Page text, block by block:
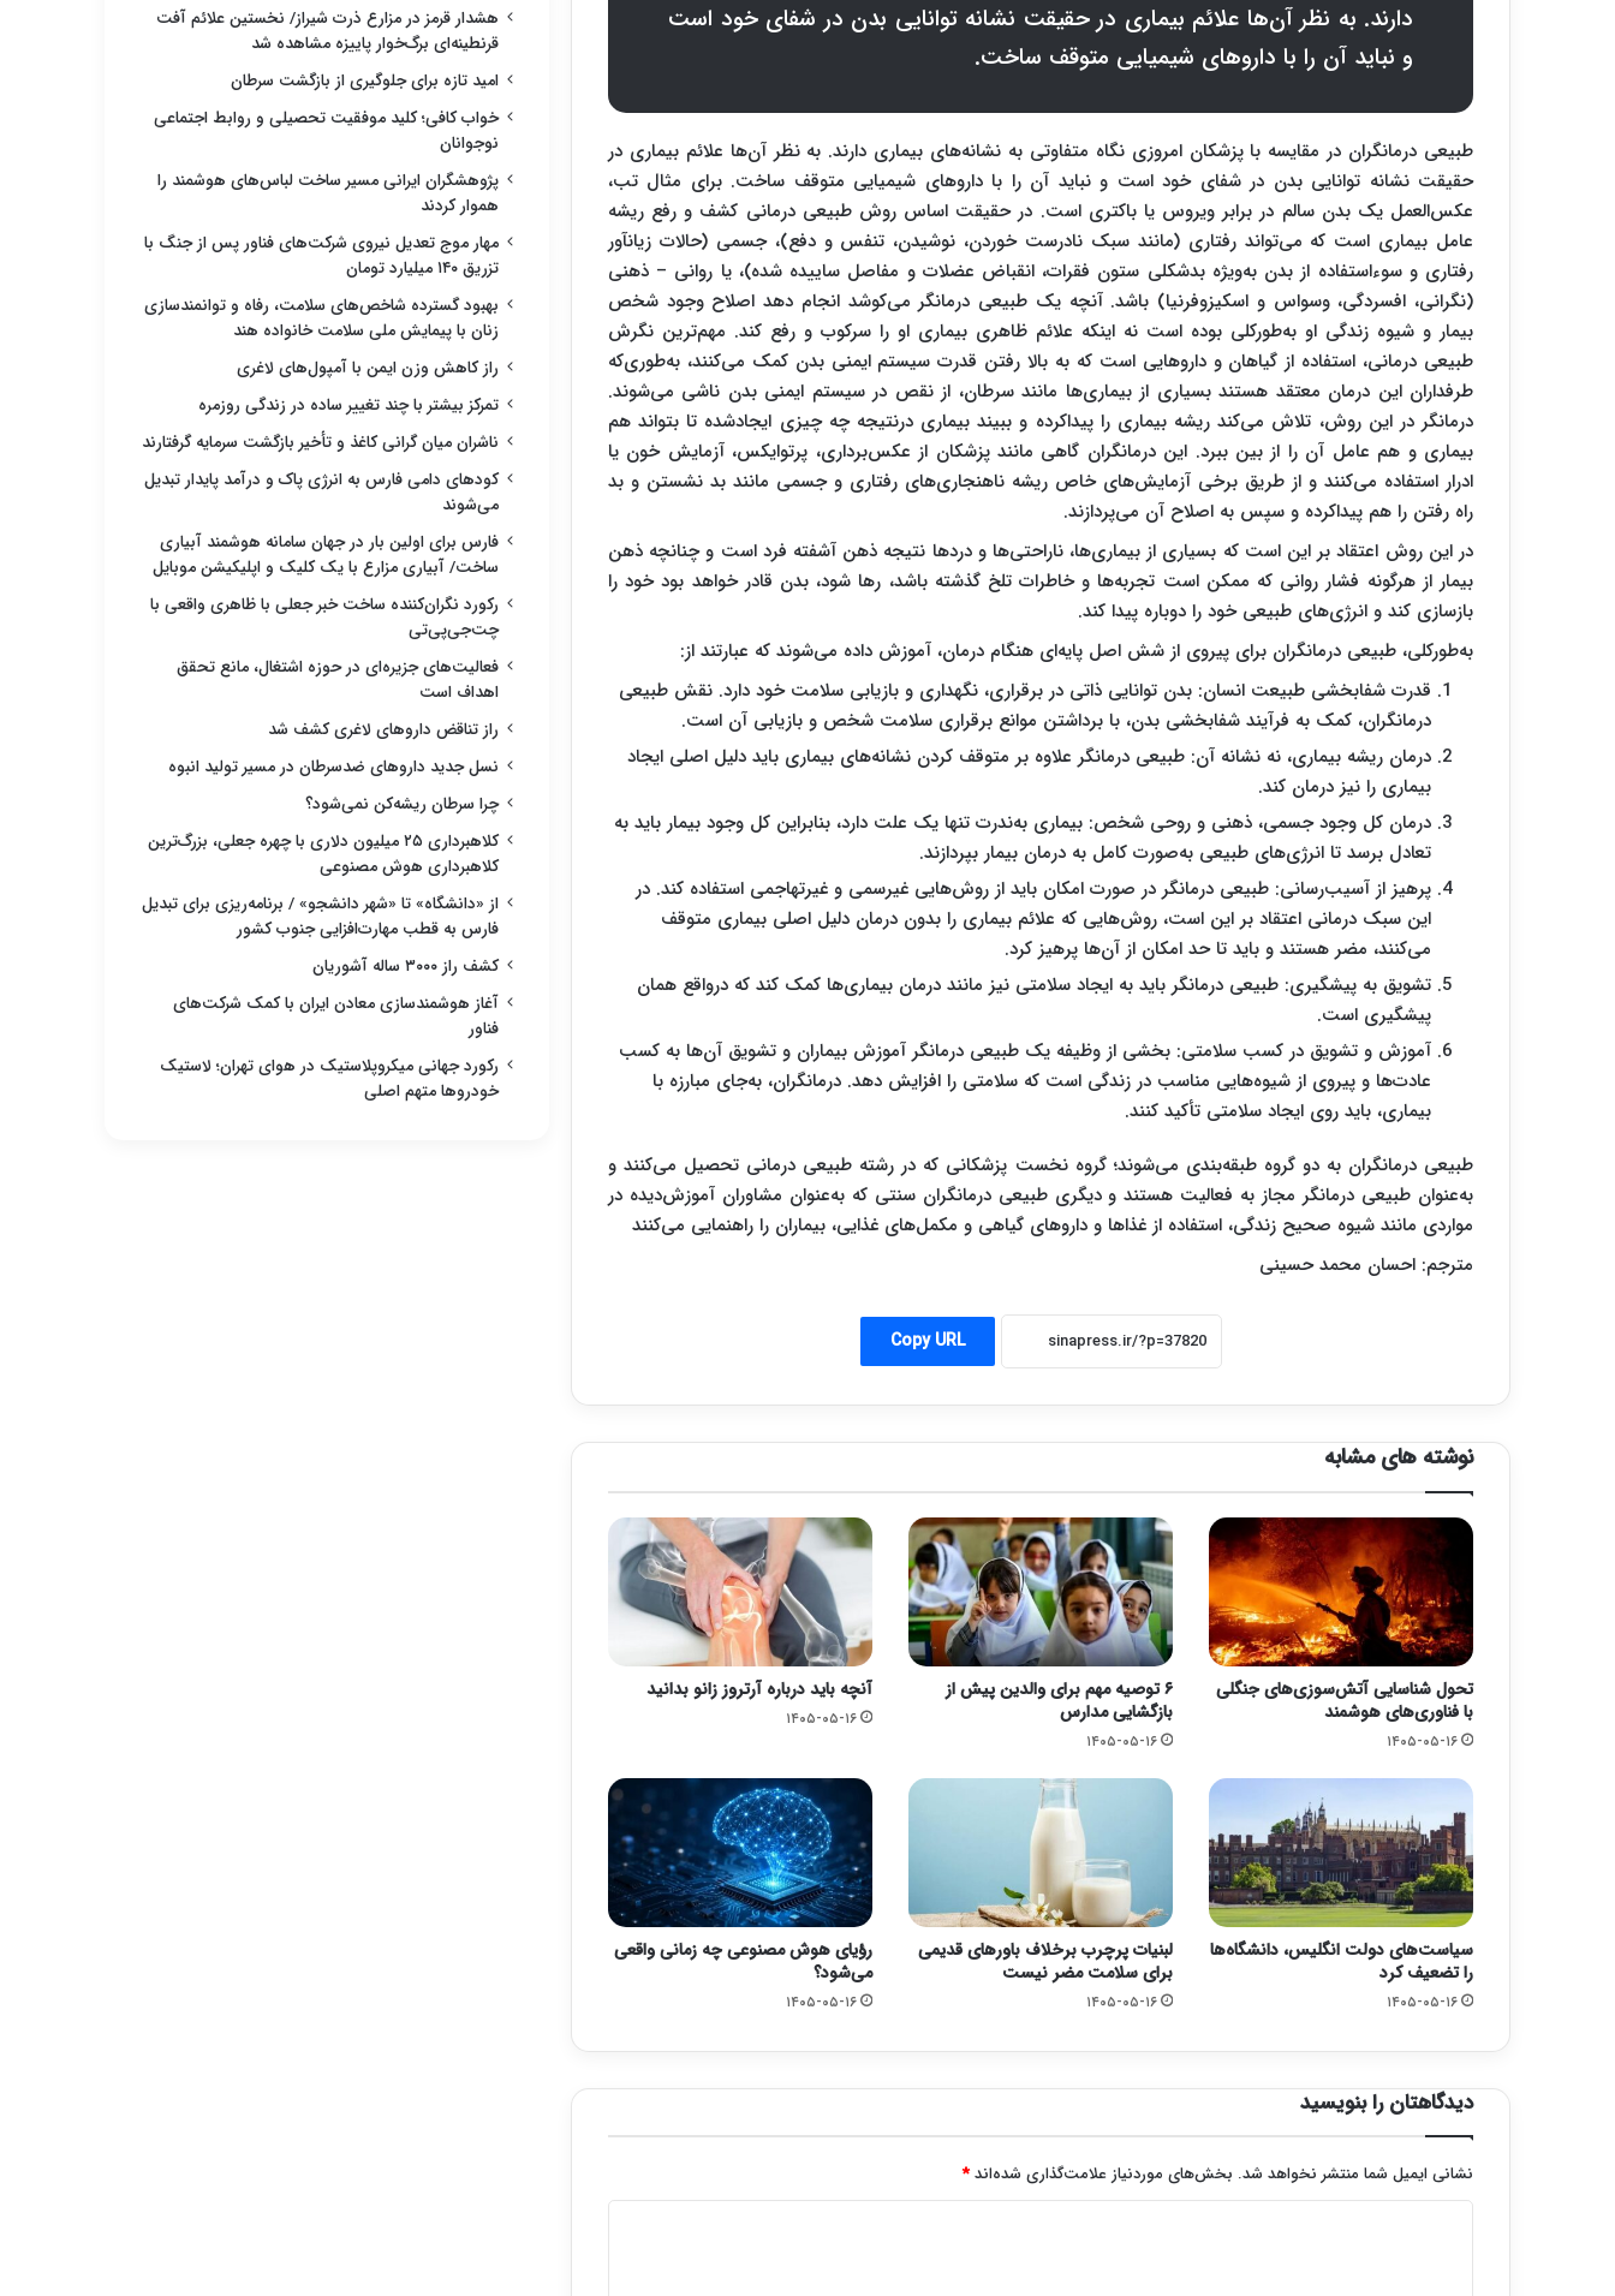
دارند. به نظر آن‌ها علائم بیماری در حقیقت نشانه توانایی بدن در شفای خود است
و نباید آن را با داروهای شیمیایی متوقف ساخت.
طبیعی ‌درمانگران در مقایسه با پزشکان امروزی نگاه متفاوتی به نشانه‌های بیماری دارند. به نظر آن‌ها علائم بیماری در
حقیقت نشانه توانایی بدن در شفای خود است و نباید آن را با داروهای شیمیایی متوقف ساخت. برای مثال تب،
عکس‌العمل یک بدن سالم در برابر ویروس یا باکتری است. در حقیقت اساس روش طبیعی ‌درمانی کشف و رفع ریشه
عامل بیمارى است که می‌تواند رفتاری (مانند سبک نادرست خوردن، نوشیدن، تنفس و دفع)، جسمی (حالات زیان‏آور
رفتارى و سوءاستفاده از بدن به‌ویژه بدشکلى ستون فقرات، انقباض عضلات و مفاصل ساییده شده)، یا روانى – ذهنى
(نگرانى، افسردگى، وسواس و اسکیزوفرنیا) باشد. آنچه یک طبیعی ‌درمانگر می‌کوشد انجام دهد اصلاح وجود شخص
بیمار و شیوه زندگى او به‌طورکلی بوده است نه اینکه علائم ظاهرى بیمارى او را سرکوب و رفع کند. مهم‌ترین نگرش
طبیعی درمانی، استفاده از گیاهان و داروهایی است که به بالا رفتن قدرت سیستم ایمنی بدن کمک می‌کنند، به‌طوری‌که
طرفداران این درمان معتقد هستند بسیاری از بیماری‌ها مانند سرطان، از نقص در سیستم ایمنی بدن ناشی می‌شوند.
درمانگر در این روش، تلاش می‌کند ریشه بیماری را پیداکرده و ببیند بیماری درنتیجه چه چیزی ایجادشده تا بتواند هم
بیماری و هم عامل آن را از بین ببرد. این درمانگران گاهی مانند پزشکان از عکس‌برداری، پرتوایکس، آزمایش خون یا
ادرار استفاده می‌کنند و از طریق برخی آزمایش‌های خاص ریشه ناهنجاری‌های رفتاری و جسمی مانند بد نشستن و بد
راه رفتن را هم پیداکرده و سپس به اصلاح آن می‌پردازند.
در این روش اعتقاد بر این است که بسیاری از بیماری‌ها، ناراحتی‌ها و دردها نتیجه ذهن آشفته فرد است و چنانچه ذهن
بیمار از هرگونه فشار روانی که ممکن است تجربه‌ها و خاطرات تلخ گذشته باشد، رها شود، بدن قادر خواهد بود خود را
بازسازی کند و انرژی‌های طبیعی خود را دوباره پیدا کند.
به‌طورکلی، طبیعی ‌درمانگران برای پیروی از شش اصل پایه‌ای هنگام درمان، آموزش داده می‌شوند که عبارتند از:
قدرت شفابخشی طبیعت انسان: بدن توانایی ذاتی در برقراری، نگهداری و بازیابی سلامت خود دارد. نقش طبیعی
‌درمانگران، کمک به فرآیند شفابخشی بدن، با برداشتن موانع برقراری سلامت شخص و بازیابی آن است.
درمان ریشه بیماری، نه نشانه آن: طبیعی‌ درمانگر علاوه بر متوقف کردن نشانه‌های بیماری باید دلیل اصلی ایجاد
بیماری را نیز درمان کند.
درمان کل وجود جسمی، ذهنی و روحی شخص: بیماری به‌ندرت تنها یک علت دارد، بنابراین کل وجود بیمار باید به
تعادل برسد تا انرژی‌های طبیعی به‌صورت کامل به درمان بیمار بپردازند.
پرهیز از آسیب‌رسانی: طبیعی ‌درمانگر در صورت امکان باید از روش‌هایی غیرسمی و غیرتهاجمی استفاده کند. در
این سبک درمانی اعتقاد بر این است، روش‌هایی که علائم بیماری را بدون درمان دلیل اصلی بیماری متوقف
می‌کنند، مضر هستند و باید تا حد امکان از آن‌ها پرهیز کرد.
تشویق به پیشگیری: طبیعی ‌درمانگر باید به ایجاد سلامتی نیز مانند درمان بیماری‌ها کمک کند که درواقع همان
پیشگیری است.
آموزش و تشویق در کسب سلامتی: بخشی از وظیفه یک طبیعی‌ درمانگر آموزش بیماران و تشویق آن‌ها به کسب
عادت‌ها و پیروی از شیوه‌هایی مناسب در زندگی است که سلامتی را افزایش دهد. درمانگران، به‌جای مبارزه با
بیماری، باید روی ایجاد سلامتی تأکید کنند.
طبیعی‌ درمانگران به دو گروه طبقه‌بندی می‌شوند؛ گروه نخست پزشکانی که در رشته طبیعی ‌درمانی تحصیل می‌کنند و
به‌عنوان طبیعی درمانگر مجاز به فعالیت هستند و دیگری طبیعی ‌درمانگران سنتی که به‌عنوان مشاوران آموزش‌دیده در
مواردی مانند شیوه صحیح زندگی، استفاده از غذاها و داروهای گیاهی و مکمل‌های غذایی، بیماران را راهنمایی می‌کنند
مترجم: احسان محمد حسینی
Copy URL
نوشته های مشابه
تحول شناسایی آتش‌سوزی‌های جنگلی
با فناوری‌های هوشمند
۱۴۰۵-۰۵-۱۶
۶ توصیه مهم برای والدین پیش از
بازگشایی مدارس
۱۴۰۵-۰۵-۱۶
آنچه باید درباره آرتروز زانو بدانید
۱۴۰۵-۰۵-۱۶
سیاست‌های دولت انگلیس، دانشگاه‌ها
را تضعیف کرد
۱۴۰۵-۰۵-۱۶
لبنیات پرچرب برخلاف باورهای قدیمی
برای سلامت مضر نیست
۱۴۰۵-۰۵-۱۶
رؤیای هوش مصنوعی چه زمانی واقعی
می‌شود؟
۱۴۰۵-۰۵-۱۶
دیدگاهتان را بنویسید
نشانی ایمیل شما منتشر نخواهد شد. بخش‌های موردنیاز علامت‌گذاری شده‌اند*
هشدار قرمز در مزارع ذرت شیراز/ نخستین علائم آفت
قرنطینه‌ای برگ‌خوار پاییزه مشاهده شد
امید تازه برای جلوگیری از بازگشت سرطان
خواب کافی؛ کلید موفقیت تحصیلی و روابط اجتماعی
نوجوانان
پژوهشگران ایرانی مسیر ساخت لباس‌های هوشمند را
هموار کردند
مهار موج تعدیل نیروی شرکت‌های فناور پس از جنگ با
تزریق ۱۴۰ میلیارد تومان
بهبود گسترده شاخص‌های سلامت، رفاه و توانمندسازی
زنان با پیمایش ملی سلامت خانواده هند
راز کاهش وزن ایمن با آمپول‌های لاغری
تمرکز بیشتر با چند تغییر ساده در زندگی روزمره
ناشران میان گرانی کاغذ و تأخیر بازگشت سرمایه گرفتارند
کودهای دامی فارس به انرژی پاک و درآمد پایدار تبدیل
می‌شوند
فارس برای اولین بار در جهان سامانه هوشمند آبیاری
ساخت/ آبیاری مزارع با یک کلیک و اپلیکیشن موبایل
رکورد نگران‌کننده ساخت خبر جعلی با ظاهری واقعی با
چت‌جی‌پی‌تی
فعالیت‌های جزیره‌ای در حوزه اشتغال، مانع تحقق
اهداف است
راز تناقض داروهای لاغری کشف شد
نسل جدید داروهای ضدسرطان در مسیر تولید انبوه
چرا سرطان ریشه‌کن نمی‌شود؟
کلاهبرداری ۲۵ میلیون دلاری با چهره جعلی، بزرگ‌ترین
کلاهبرداری هوش مصنوعی
از «دانشگاه» تا «شهر دانشجو» / برنامه‌ریزی برای تبدیل
فارس به قطب مهارت‌افزایی جنوب کشور
کشف راز ۳۰۰۰ ساله آشوریان
آغاز هوشمندسازی معادن ایران با کمک شرکت‌های
فناور
رکورد جهانی میکروپلاستیک در هوای تهران؛ لاستیک
خودروها متهم اصلی